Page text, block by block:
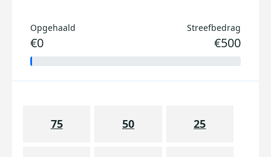
Opgehaald
€0
Streefbedrag
€500
75 50 25